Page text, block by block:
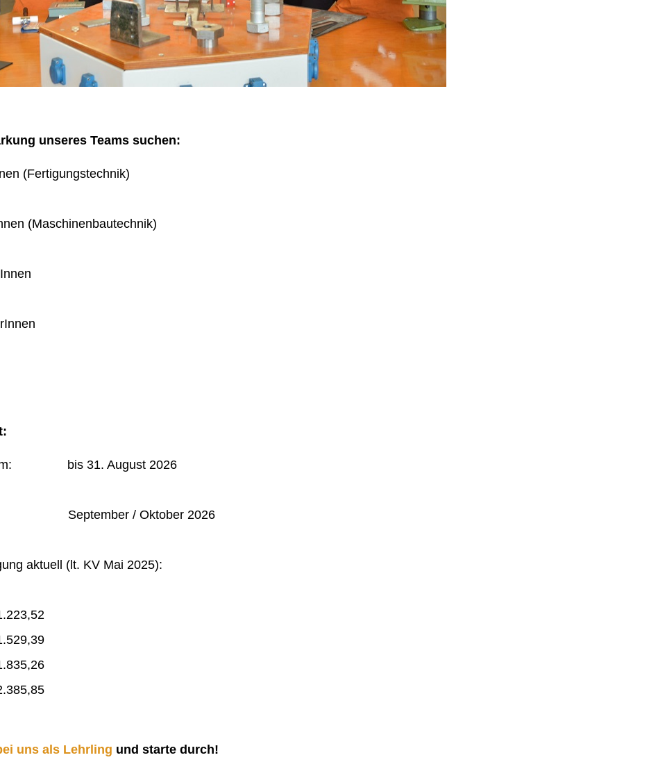
unseres Teams suchen:
(Fertigungstechnik)
(Maschinenbautechnik)
bis 31. August 2026
September / Oktober 2026
aktuell (lt. KV Mai 2025):
uns als Lehrling und starte durch!